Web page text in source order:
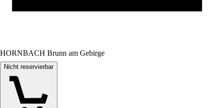
HORNBACH Brunn am Gebirge
Nicht reservierbar